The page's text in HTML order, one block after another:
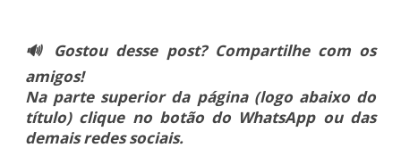
🔊 Gostou desse post? Compartilhe com os
amigos!
Na parte superior da página (logo abaixo do
título) clique no botão do WhatsApp ou das
demais redes sociais.